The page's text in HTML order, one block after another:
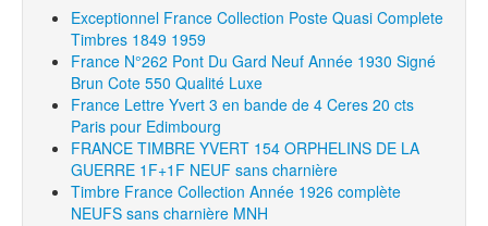
Exceptionnel France Collection Poste Quasi Complete
Timbres 1849 1959
France N°262 Pont Du Gard Neuf Année 1930 Signé
Brun Cote 550 Qualité Luxe
France Lettre Yvert 3 en bande de 4 Ceres 20 cts
Paris pour Edimbourg
FRANCE TIMBRE YVERT 154 ORPHELINS DE LA
GUERRE 1F+1F NEUF sans charnière
Timbre France Collection Année 1926 complète
NEUFS sans charnière MNH